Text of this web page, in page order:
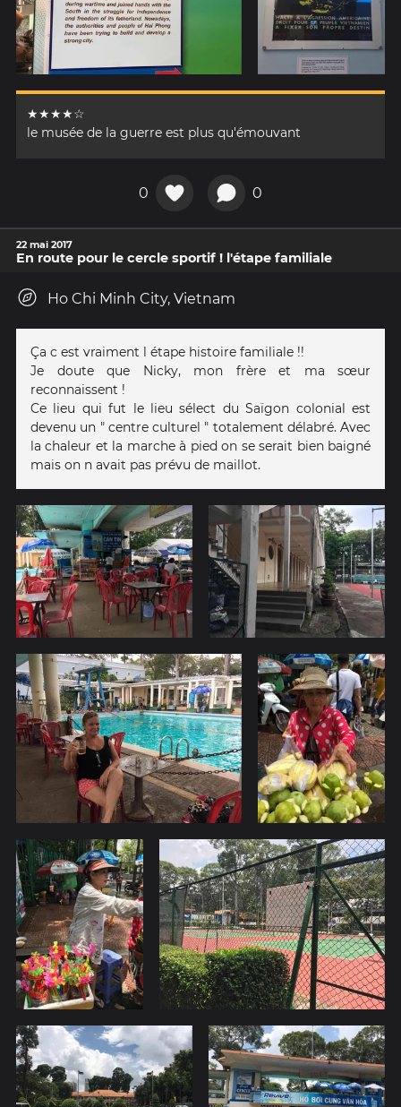
★★★★☆
le musée de la guerre est plus qu'émouvant
0 0
22 mai 2017
En route pour le cercle sportif ! l'étape familiale
Ho Chi Minh City, Vietnam
Ça c est vraiment l étape histoire familiale !!
Je doute que Nicky, mon frère et ma sœur
reconnaissent !
Ce lieu qui fut le lieu sélect du Saïgon colonial est
devenu un " centre culturel " totalement délabré. Avec
la chaleur et la marche à pied on se serait bien baigné
mais on n avait pas prévu de maillot.